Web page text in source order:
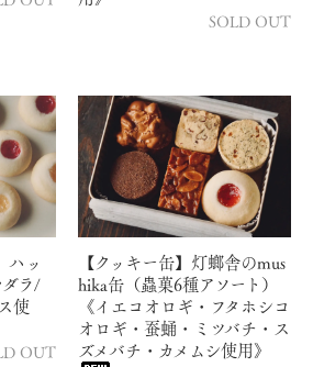
SOLD OUT
ハッ
ラ/
使
OUT
【クッキー缶】灯螂舎のmus
hika缶（蟲菓6種アソート）
《イエコオロギ・フタホシコ
オロギ・蚕蛹・ミツバチ・ス
ズメバチ・カメムシ使用》